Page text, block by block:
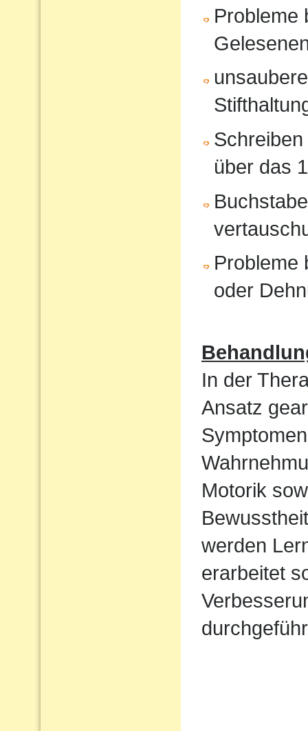
Probleme
über das
Probleme
oder
In der
Ansatz
Motorik
werden
erarbeitet